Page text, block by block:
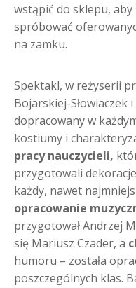
wstąpić do sklepu,
spróbować
na zamku.
Spektakl, w reżyserii
Bojarskiej-Słowiaczek
dopracowany w
kostiumy i
pracy nauczycieli,
przygotowali
każdy, nawet
opracowanie
przygotował Andrzej
się Mariusz Czader, a
humoru – została
poszczególnych klas.